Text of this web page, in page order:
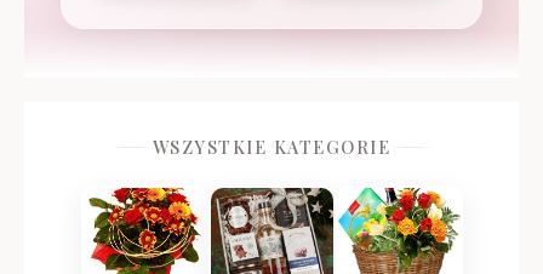
WSZYSTKIE KATEGORIE